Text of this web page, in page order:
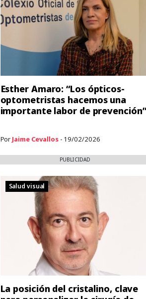
Esther Amaro: “Los ópticos-
optometristas hacemos una
importante labor de prevención”
Por Jaime Cevallos- 19/02/2026
PUBLICIDAD
Salud visual
La posición del cristalino, clave